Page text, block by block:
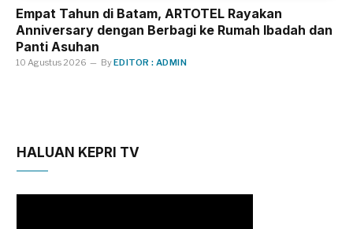
Empat Tahun di Batam, ARTOTEL Rayakan
Anniversary dengan Berbagi ke Rumah Ibadah dan
Panti Asuhan
10 Agustus 2026 ByEDITOR : ADMIN
HALUAN KEPRI TV